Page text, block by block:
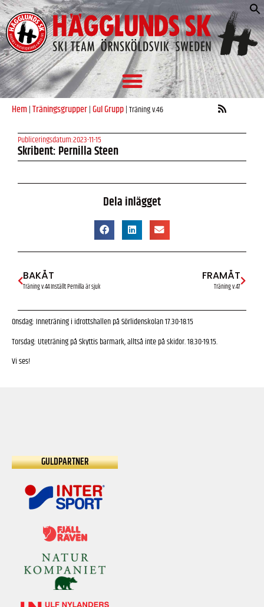
Hem|Träningsgrupper|Gul Grupp|Träning v.46
Publiceringsdatum:2023-11-15
Skribent: Pernilla Steen
Dela inlägget
BAKÅT
Träning v.44 Inställt Pernilla är sjuk
FRAMÅT
Träning v.47
Onsdag: Inneträning i idrottshallen på Sörlidenskolan 17.30-18.15
Torsdag: Uteträning på Skyttis barmark, alltså inte på skidor. 18.30-19.15.
Vi ses!
GULDPARTNER